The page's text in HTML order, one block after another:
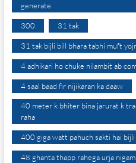
generate
300 31 tak
31 tak bijli bill bhara tabhi muft
4 adhikari ho chuke nilambit ab
4 saal baad fir nijikaran ka daaw
40 meter k bhiter bina jarurat k
raha
400 giga watt pahuch sakti hai bijli
48 ghanta thapp rahega urja